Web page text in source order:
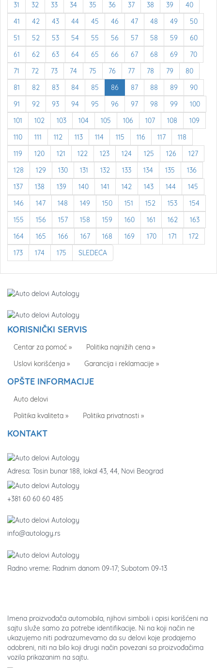
31
32 33 34 35 36 37 38 39
40
41
42 43 44 45 46 47 48 49
50
51
52 53 54 55 56 57 58 59
60
61
62 63 64 65 66 67 68 69
70
71
72 73 74 75 76 77 78 79
80
81
82 83 84 85 86 87 88 89
90
91
92 93 94 95 96 97 98 99
100
101
102 103 104 105 106 107 108
109
110
111 112 113 114 115 116 117
118
119
120 121 122 123 124 125 126
127
128
129 130 131 132 133 134 135
136
137
138 139 140 141 142 143 144
145
146
147 148 149 150 151 152 153
154
155
156 157 158 159 160 161 162
163
164
165 166 167 168 169 170 171
172
173
174 175 SLEDEĆA
KORISNIČKI SERVIS
Centar za pomoć »
Politika najnižih cena »
Uslovi korišćenja »
Garancija i reklamacije »
OPŠTE INFORMACIJE
Auto delovi
Politika kvaliteta »
Politika privatnosti »
KONTAKT
Adresa: Tosin bunar 188, lokal 43, 44, Novi Beograd
+381 60 60 60 485
info@autology.rs
Radno vreme: Radnim danom 09-17; Subotom 09-13
Imena proizvođača automobila, njihovi simboli i opisi korišćeni na
sajtu služe samo za potrebe identifikacije. Ni na koji način ne
ukazujemo niti podrazumevamo da su delovi koje prodajemo
odobreni, niti na bilo koji drugi način povezani sa proizvođačima
vozila prikazanim na sajtu.